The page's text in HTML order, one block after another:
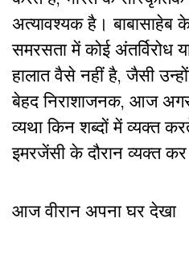
अत्यावश्यक है।
समरसता में कोई अंतर्विरोध
हालात वैसे नहीं है, जैसी
बेहद निराशाजनक, आज अगर
व्यथा किन शब्दों में व्यक्त
इमरजेंसी के दौरान व्यक्त
आज वीरान अपना घर देखा